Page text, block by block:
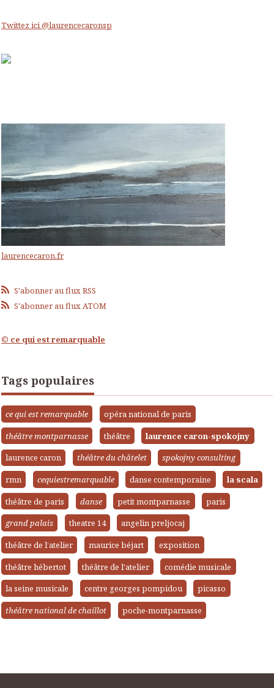
Twittez ici @laurencecaronsp
laurencecaron.fr
S'abonner au flux RSS
S'abonner au flux ATOM
© ce qui est remarquable
Tags populaires
ce qui est remarquable
opéra national de paris
théâtre montparnasse
théâtre
laurence caron-spokojny
laurence caron
théâtre du châtelet
spokojny consulting
rmn
cequiestremarquable danse contemporaine
la scala
théâtre de paris
danse petit montparnasse
paris
grand palais
theatre 14
angelin preljocaj
théâtre de l’atelier
maurice béjart
exposition
théâtre hébertot
théâtre de l'atelier
comédie musicale
la seine musicale
centre georges pompidou
picasso
théâtre national de chaillot
poche-montparnasse